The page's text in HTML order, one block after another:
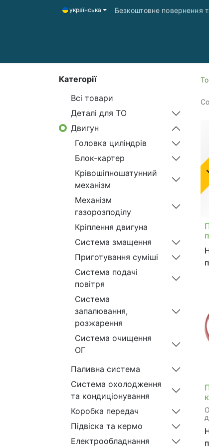
українська Безкоштовне
Категорії
Всі товари
Деталі для ТО
Двигун
Головка циліндрів
Блок-картер
Крівошіпношатунний
механізм
Механізм
газорозподілу
Кріплення двигуна
Система змащення
Приготування суміші
Система подачі
повітря
Система
запалювання,
розжарення
Система очищення
ОГ
Паливна система
Система охолодження
та кондиціонування
Коробка передач
Підвіска та кермо
Електрообладнання